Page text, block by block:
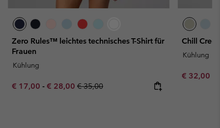
Zero Rules™ leichtes technisches T-Shirt für
Frauen
Kühlung
Minimum sale price:
€ 17,00 - Maximum sale price:
€ 28,00 Regular price:
€ 35,00
Chill
Kühlung
Minimum
€ 32,00